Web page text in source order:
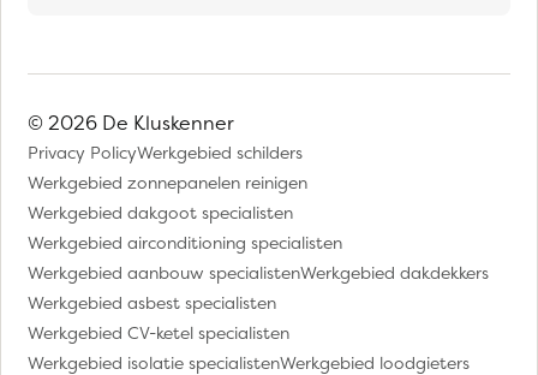
© 2026 De Kluskenner
Privacy PolicyWerkgebied schilders
Werkgebied zonnepanelen reinigen
Werkgebied dakgoot specialisten
Werkgebied airconditioning specialisten
Werkgebied aanbouw specialistenWerkgebied dakdekkers
Werkgebied asbest specialisten
Werkgebied CV-ketel specialisten
Werkgebied isolatie specialistenWerkgebied loodgieters